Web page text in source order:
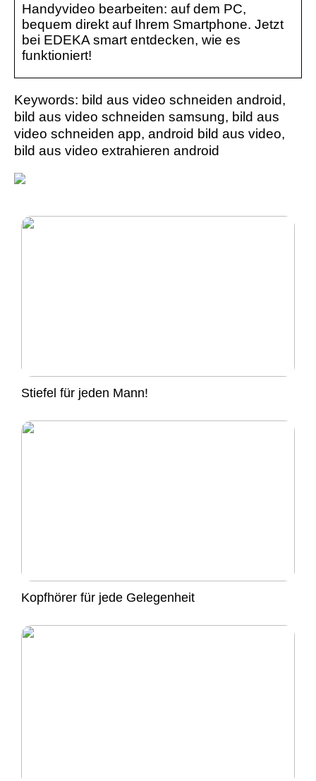
Handyvideo bearbeiten: auf dem PC,
bequem direkt auf Ihrem Smartphone. Jetzt
bei EDEKA smart entdecken, wie es
funktioniert!
Keywords: bild aus video schneiden android,
bild aus video schneiden samsung, bild aus
video schneiden app, android bild aus video,
bild aus video extrahieren android
Stiefel für jeden Mann!
Kopfhörer für jede Gelegenheit